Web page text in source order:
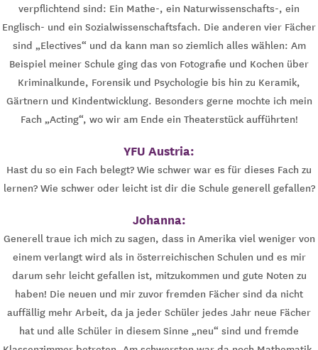
verpflichtend sind: Ein Mathe-, ein Naturwissenschafts-, ein
Englisch- und ein Sozialwissenschaftsfach. Die anderen vier Fächer
sind „Electives“ und da kann man so ziemlich alles wählen: Am
Beispiel meiner Schule ging das von Fotografie und Kochen über
Kriminalkunde, Forensik und Psychologie bis hin zu Keramik,
Gärtnern und Kindentwicklung. Besonders gerne mochte ich mein
Fach „Acting“, wo wir am Ende ein Theaterstück aufführten!
YFU Austria:
Hast du so ein Fach belegt? Wie schwer war es für dieses Fach zu
lernen? Wie schwer oder leicht ist dir die Schule generell gefallen?
Johanna:
Generell traue ich mich zu sagen, dass in Amerika viel weniger von
einem verlangt wird als in österreichischen Schulen und es mir
darum sehr leicht gefallen ist, mitzukommen und gute Noten zu
haben! Die neuen und mir zuvor fremden Fächer sind da nicht
auffällig mehr Arbeit, da ja jeder Schüler jedes Jahr neue Fächer
hat und alle Schüler in diesem Sinne „neu“ sind und fremde